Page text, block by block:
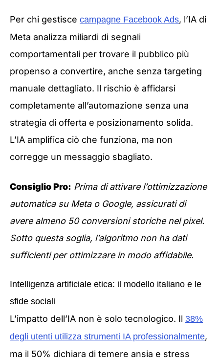
Per chi gestisce campagne Facebook Ads, l’IA di
Meta analizza miliardi di segnali
comportamentali per trovare il pubblico più
propenso a convertire, anche senza targeting
manuale dettagliato. Il rischio è affidarsi
completamente all’automazione senza una
strategia di offerta e posizionamento solida.
L’IA amplifica ciò che funziona, ma non
corregge un messaggio sbagliato.
Consiglio Pro: Prima di attivare l’ottimizzazione
automatica su Meta o Google, assicurati di
avere almeno 50 conversioni storiche nel pixel.
Sotto questa soglia, l’algoritmo non ha dati
sufficienti per ottimizzare in modo affidabile.
Intelligenza artificiale etica: il modello italiano e le
sfide sociali
L’impatto dell’IA non è solo tecnologico. Il 38%
degli utenti utilizza strumenti IA professionalmente,
ma il 50% dichiara di temere ansia e stress